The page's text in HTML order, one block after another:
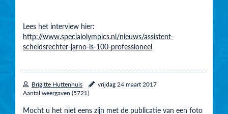
Lees het interview hier:
http://www.specialolympics.nl/nieuws/assistent-
scheidsrechter-jarno-is-100-professioneel
Brigitte Huttenhuis
vrijdag 24 maart 2017
Aantal weergaven (5721)
Mocht u het niet eens zijn met de publicatie van een foto